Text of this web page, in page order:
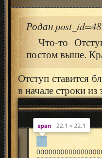
Родан
Что-то
постом выше.
Отступ ставится
в начале строки